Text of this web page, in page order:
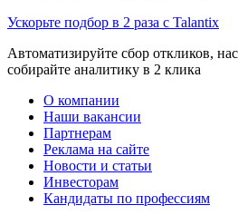
Ускорьте подбор в 2 раза с Talantix
Автоматизируйте сбор откликов,
собирайте аналитику в 2 клика
О компании
Наши вакансии
Партнерам
Реклама на сайте
Новости и статьи
Инвесторам
Кандидаты по профессиям